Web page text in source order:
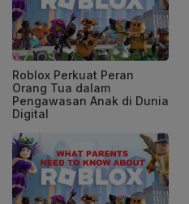
Roblox Perkuat Peran
Orang Tua dalam
Pengawasan Anak di Dunia
Digital